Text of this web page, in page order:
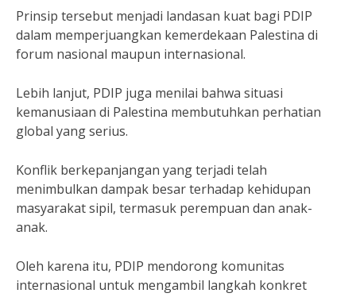
Prinsip tersebut menjadi landasan kuat bagi PDIP
dalam memperjuangkan kemerdekaan Palestina di
forum nasional maupun internasional.
Lebih lanjut, PDIP juga menilai bahwa situasi
kemanusiaan di Palestina membutuhkan perhatian
global yang serius.
Konflik berkepanjangan yang terjadi telah
menimbulkan dampak besar terhadap kehidupan
masyarakat sipil, termasuk perempuan dan anak-
anak.
Oleh karena itu, PDIP mendorong komunitas
internasional untuk mengambil langkah konkret